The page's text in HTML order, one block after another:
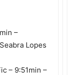
–
Lopes
– 9:51min –